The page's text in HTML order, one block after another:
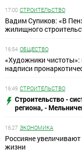
17:00 СТРОИТЕЛЬСТВО
Вадим Супиков: «В
жилищного
16:54 ОБЩЕСТВО
«Художники
надписи
16:49 СТРОИТЕЛЬСТВО
Строительство -
региона, -
16:27 ЭКОНОМИКА
Россияне
жизни